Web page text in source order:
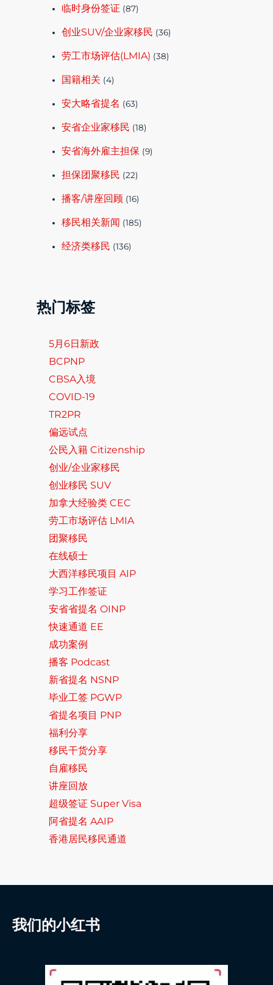
临时身份签证 (87)
创业SUV/企业家移民 (36)
劳工市场评估(LMIA) (38)
国籍相关 (4)
安大略省提名 (63)
安省企业家移民 (18)
安省海外雇主担保 (9)
担保团聚移民 (22)
播客/讲座回顾 (16)
移民相关新闻 (185)
经济类移民 (136)
热门标签
5月6日新政
BCPNP
CBSA入境
COVID-19
TR2PR
偏远试点
公民入籍 Citizenship
创业/企业家移民
创业移民 SUV
加拿大经验类 CEC
劳工市场评估 LMIA
团聚移民
在线硕士
大西洋移民项目 AIP
学习工作签证
安省省提名 OINP
快速通道 EE
成功案例
播客 Podcast
新省提名 NSNP
毕业工签 PGWP
省提名项目 PNP
福利分享
移民干货分享
自雇移民
讲座回放
超级签证 Super Visa
阿省提名 AAIP
香港居民移民通道
我们的小红书